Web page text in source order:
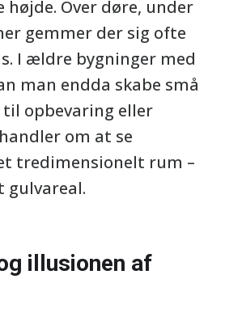
Over døre, under
gemmer der sig ofte
I ældre bygninger med
man endda skabe små
opbevaring eller
om at se
tredimensionelt rum –
gulvareal.
illusionen af